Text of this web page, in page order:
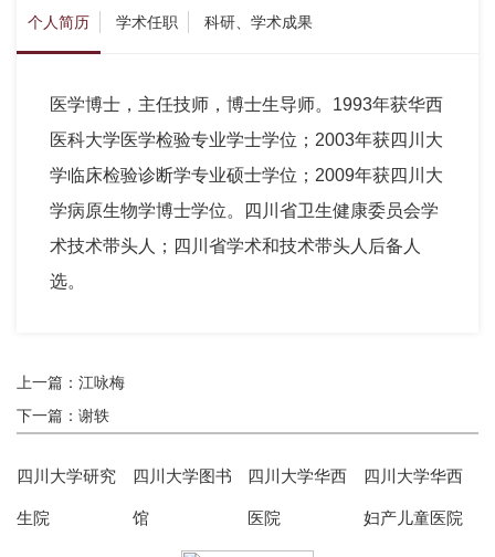
个人简历 学术任职 科研、学术成果
医学博士，主任技师，博士生导师。1993年获华西
医科大学医学检验专业学士学位；2003年获四川大
学临床检验诊断学专业硕士学位；2009年获四川大
学病原生物学博士学位。四川省卫生健康委员会学
术技术带头人；四川省学术和技术带头人后备人
选。
上一篇：江咏梅
下一篇：谢轶
四川大学研究
生院
四川大学图书
馆
四川大学华西
医院
四川大学华西
妇产儿童医院